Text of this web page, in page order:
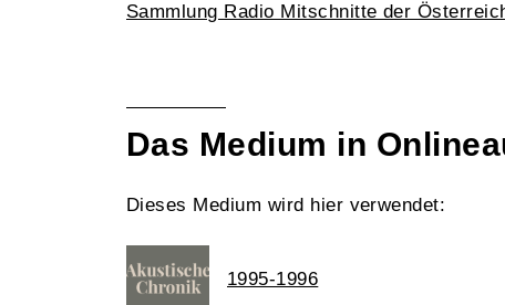
Sammlung Radio Mitschnitte der
Das Medium in
Dieses Medium wird hier verwendet:
1995-1996